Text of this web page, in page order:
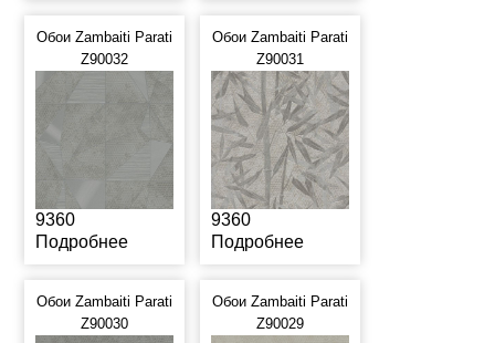
Обои Zambaiti Parati
Z90032
9360
Подробнее
Обои Zambaiti Parati
Z90031
9360
Подробнее
Обои Zambaiti Parati
Z90030
Обои Zambaiti Parati
Z90029